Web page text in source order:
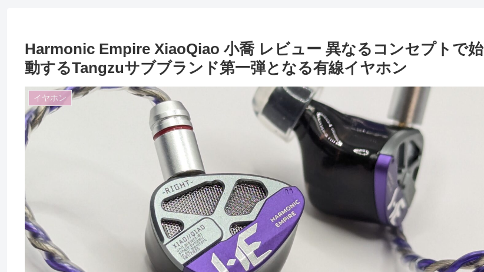
Harmonic Empire XiaoQiao 小喬 レビュー 異なるコンセプトで始
動するTangzuサブブランド第一弾となる有線イヤホン
イヤホン